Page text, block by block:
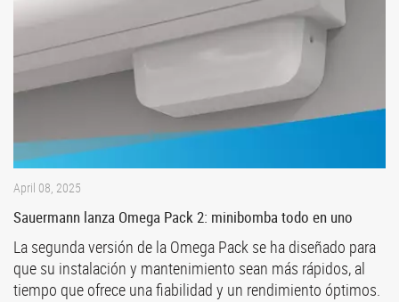
April 08, 2025
Sauermann lanza Omega Pack 2: minibomba todo en uno
La segunda versión de la Omega Pack se ha diseñado para
que su instalación y mantenimiento sean más rápidos, al
tiempo que ofrece una fiabilidad y un rendimiento óptimos.